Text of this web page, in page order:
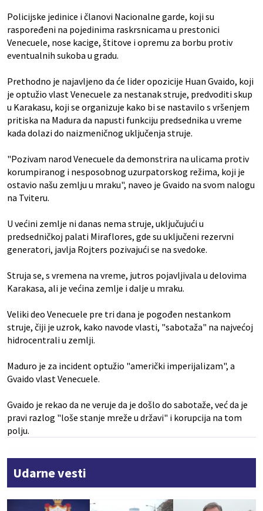
Policijske jedinice i članovi Nacionalne garde, koji su
raspoređeni na pojedinima raskrsnicama u prestonici
Venecuele, nose kacige, štitove i opremu za borbu protiv
eventualnih sukoba u gradu.
Prethodno je najavljeno da će lider opozicije Huan Gvaido, koji
je optužio vlast Venecuele za nestanak struje, predvoditi skup
u Karakasu, koji se organizuje kako bi se nastavilo s vršenjem
pritiska na Madura da napusti funkciju predsednika u vreme
kada dolazi do naizmeničnog uključenja struje.
"Pozivam narod Venecuele da demonstrira na ulicama protiv
korumpiranog i nesposobnog uzurpatorskog režima, koji je
ostavio našu zemlju u mraku", naveo je Gvaido na svom nalogu
na Tviteru.
U većini zemlje ni danas nema struje, uključujući u
predsedničkoj palati Miraflores, gde su uključeni rezervni
generatori, javlja Rojters pozivajući se na svedoke.
Struja se, s vremena na vreme, jutros pojavljivala u delovima
Karakasa, ali je većina zemlje i dalje u mraku.
Veliki deo Venecuele pre tri dana je pogođen nestankom
struje, čiji je uzrok, kako navode vlasti, "sabotaža" na najvećoj
hidrocentrali u zemlji.
Maduro je za incident optužio "američki imperijalizam", a
Gvaido vlast Venecuele.
Gvaido je rekao da ne veruje da je došlo do sabotaže, već da je
pravi razlog "loše stanje mreže u državi" i korupcija na tom
polju.
Udarne vesti